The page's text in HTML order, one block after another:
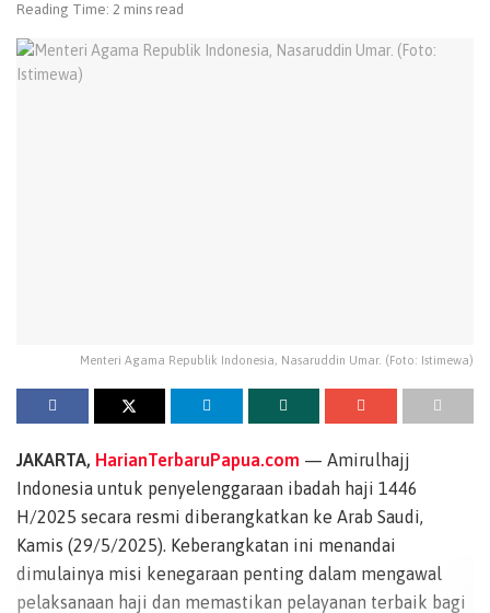
Reading Time: 2 mins read
Menteri Agama Republik Indonesia, Nasaruddin Umar. (Foto: Istimewa)
JAKARTA, HarianTerbaruPapua.com — Amirulhajj
Indonesia untuk penyelenggaraan ibadah haji 1446
H/2025 secara resmi diberangkatkan ke Arab Saudi,
Kamis (29/5/2025). Keberangkatan ini menandai
dimulainya misi kenegaraan penting dalam mengawal
pelaksanaan haji dan memastikan pelayanan terbaik bagi